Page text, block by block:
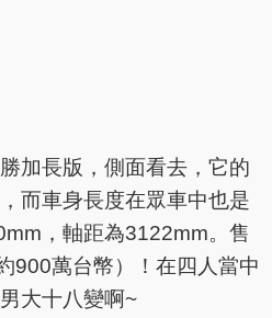
加長版，側面看去，它的
而車身長度在眾車中也是
，軸距為3122mm。售
900萬台幣）！在四人當中
大十八變啊~